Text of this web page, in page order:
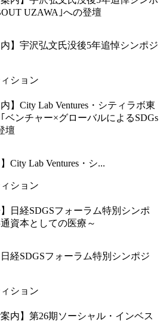
内】宇沢弘文氏没後5年追悼シンポジ
ション
City Lab Ventures・シ...
ション
経SDGSフォーラム特別シンポジ
ション